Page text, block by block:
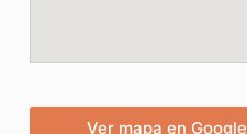
Ver mapa en Google